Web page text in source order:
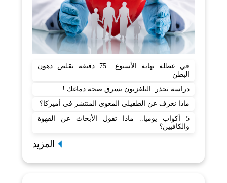
في عطلة نهاية الأسبوع.. 75 دقيقة تقلص دهون
البطن
دراسة تحذر: التلفزيون يسرق صحة دماغك !
ماذا نعرف عن الطفيلي المعوي المنتشر في أميركا؟
5 أكواب يوميا.. ماذا تقول الأبحاث عن القهوة
والكافيين؟
المزيد